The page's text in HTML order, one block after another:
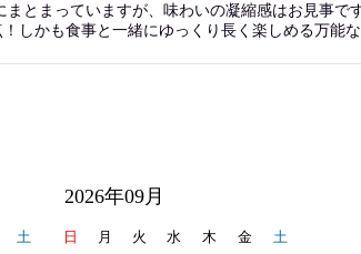
とまっていますが、味わいの凝縮感はお見事で
しかも食事と一緒にゆっくり長く楽しめる万能な
土
2026年09月
日 月 火 水 木 金 土